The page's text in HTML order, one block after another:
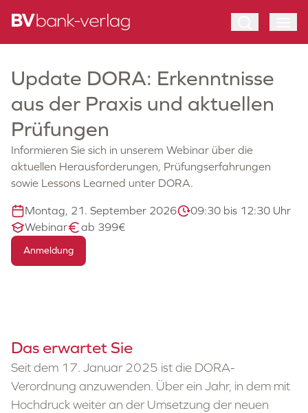
Update DORA: Erkenntnisse
aus der Praxis und aktuellen
Prüfungen
Informieren Sie sich in unserem Webinar über die
aktuellen Herausforderungen, Prüfungserfahrungen
sowie Lessons Learned unter DORA.
Montag, 21. September 2026
09:30 bis 12:30 Uhr
Webinar
ab 399€
Anmeldung
Das erwartet Sie
Seit dem 17. Januar 2025 ist die DORA-
Verordnung anzuwenden. Über ein Jahr, in dem mit
Hochdruck weiter an der Umsetzung der neuen